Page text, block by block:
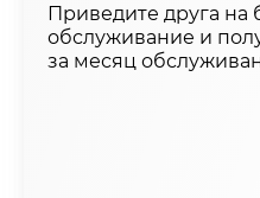
Приведите друга на
обслуживание и
за месяц